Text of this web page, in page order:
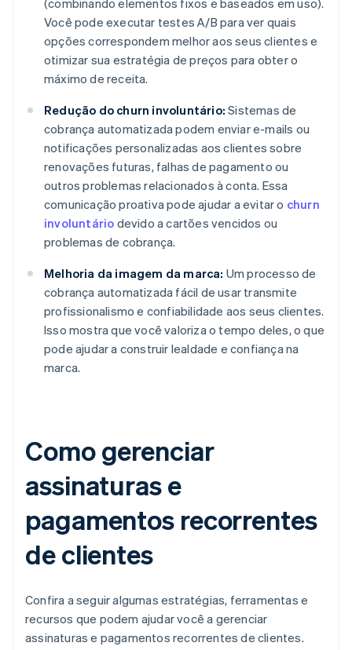
(combinando elementos fixos e baseados em uso).
Você pode executar testes A/B para ver quais
opções correspondem melhor aos seus clientes e
otimizar sua estratégia de preços para obter o
máximo de receita.
Redução do churn involuntário: Sistemas de
cobrança automatizada podem enviar e-mails ou
notificações personalizadas aos clientes sobre
renovações futuras, falhas de pagamento ou
outros problemas relacionados à conta. Essa
comunicação proativa pode ajudar a evitar o churn
involuntário devido a cartões vencidos ou
problemas de cobrança.
Melhoria da imagem da marca: Um processo de
cobrança automatizada fácil de usar transmite
profissionalismo e confiabilidade aos seus clientes.
Isso mostra que você valoriza o tempo deles, o que
pode ajudar a construir lealdade e confiança na
marca.
Como gerenciar
assinaturas e
pagamentos recorrentes
de clientes
Confira a seguir algumas estratégias, ferramentas e
recursos que podem ajudar você a gerenciar
assinaturas e pagamentos recorrentes de clientes.